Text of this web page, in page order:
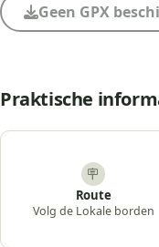
Geen GPX
Praktische
🪧
Route
Volg de Lokale borden